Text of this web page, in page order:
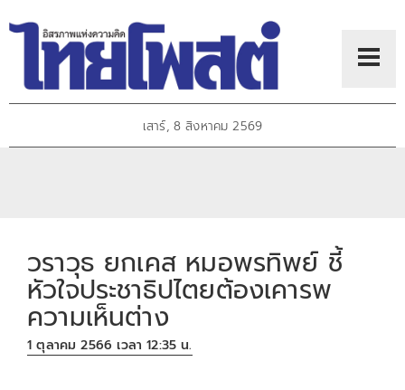
เสาร์, 8 สิงหาคม 2569
วราวุธ ยกเคส หมอพรทิพย์ ชี้
หัวใจประชาธิปไตยต้องเคารพ
ความเห็นต่าง
1 ตุลาคม 2566 เวลา 12:35 น.